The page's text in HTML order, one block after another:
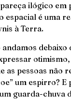
ilógico em
espacial é uma
à Terra.
debaixo
as pessoas não
um espirro?
guarda-chuva